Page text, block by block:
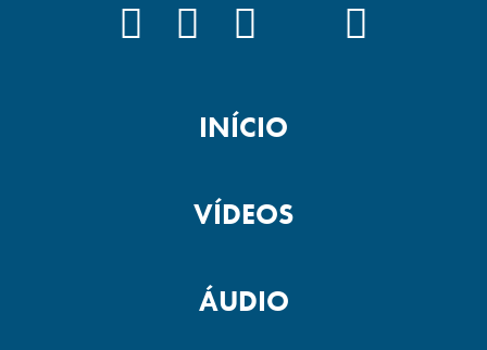
INÍCIO
VÍDEOS
ÁUDIO